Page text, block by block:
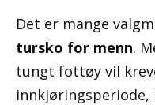
Det er mange
tursko for menn.
tungt fottøy vil